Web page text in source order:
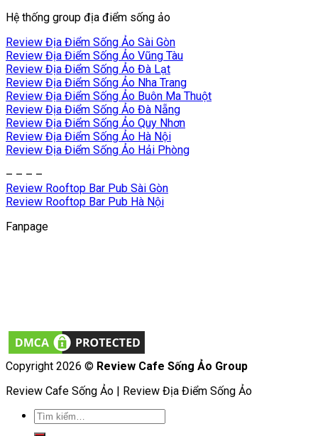
Hệ thống group địa điểm sống ảo
Review Địa Điểm Sống Ảo Sài Gòn
Review Địa Điểm Sống Ảo Vũng Tàu
Review Địa Điểm Sống Ảo Đà Lạt
Review Địa Điểm Sống Ảo Nha Trang
Review Địa Điểm Sống Ảo Buôn Ma Thuột
Review Địa Điểm Sống Ảo Đà Nẵng
Review Địa Điểm Sống Ảo Quy Nhơn
Review Địa Điểm Sống Ảo Hà Nội
Review Địa Điểm Sống Ảo Hải Phòng
– – – –
Review Rooftop Bar Pub Sài Gòn
Review Rooftop Bar Pub Hà Nội
Fanpage
Copyright 2026 © Review Cafe Sống Ảo Group
Review Cafe Sống Ảo | Review Địa Điểm Sống Ảo
Tìm
kiếm: